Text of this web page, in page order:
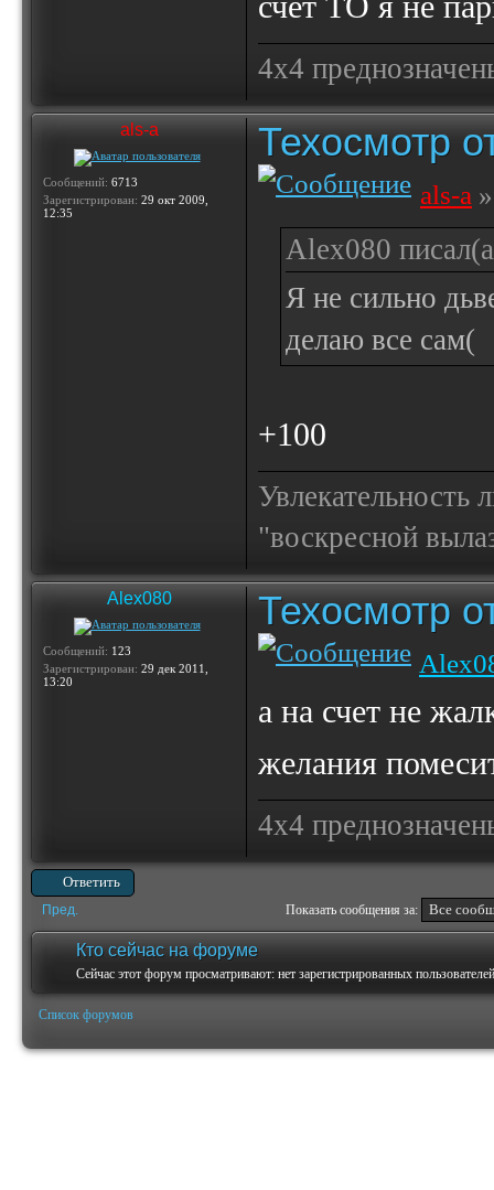
4х4
als-a
Сообщений: 6713
Зарегистрирован: 29 окт 2009,
12:35
Техосмотр
als-a
Alex080
Я не сильно
делаю все сам(
+100
Увлекательность
"воскресной
Alex080
Сообщений: 123
Зарегистрирован: 29 дек 2011,
13:20
Техосмотр
а на счет не
желания
4х4
Ответить
Пред. Показать сообщения за:
Кто сейчас на форуме
Сейчас этот форум просматривают: нет зарегистрированных
Список форумов